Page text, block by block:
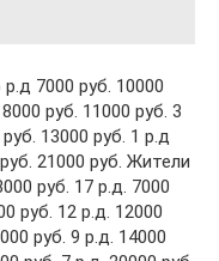
7000 руб. 10000
руб. 11000 руб. 3
13000 руб. 1 р.д
21000 руб. Жители
руб. 17 р.д. 7000
руб. 12 р.д. 12000
руб. 9 р.д. 14000